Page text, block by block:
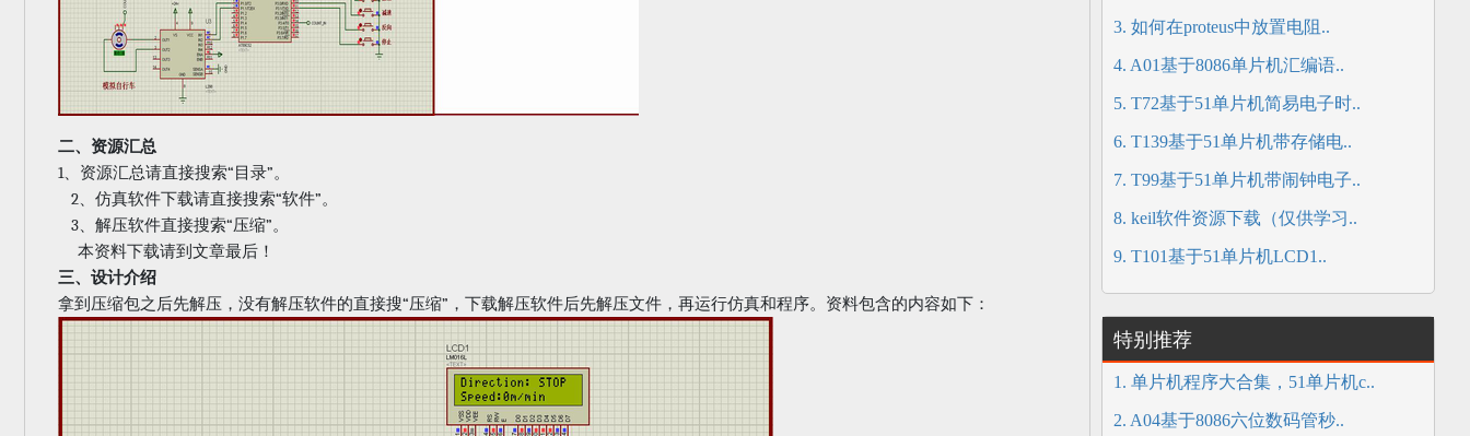
二、资源汇总
1 、资源汇总请直接搜索“ 目录”。
2 、仿真软件下载请直接搜索“软件”。
3 、解压软件直接搜索“压缩”。
本资料下载请到文章最后！
三、设计介绍
拿到压缩包之后先解压，没有解压软件的直接搜“压缩” ，下载解压软件后先解压文件，再运行仿真和程序。资料包含的内容如下：
3. 如何在proteus中放置电阻..
4. A01基于8086单片机汇编语..
5. T72基于51单片机简易电子时..
6. T139基于51单片机带存储电..
7. T99基于51单片机带闹钟电子..
8. keil软件资源下载（仅供学习..
9. T101基于51单片机LCD1..
特别推荐
1. 单片机程序大合集，51单片机c..
2. A04基于8086六位数码管秒..